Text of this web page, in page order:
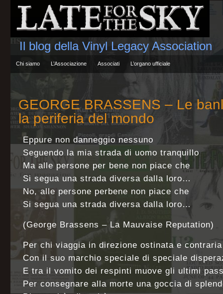
Il blog della Vinyl Legacy Association
Chi siamo L’Associazione Associati L’organo ufficiale
GEORGE BRASSENS – Le
la periferia del mondo
Eppure non danneggio nessuno
Seguendo la mia strada di uomo tranquillo
Ma alle persone per bene non piace che
Si segua una strada diversa dalla loro…
No, alle persone perbene non piace che
Si segua una strada diversa dalla loro…
(George Brassens – La Mauvaise Reputation)
Per chi viaggia in direzione ostinata e contraria
Con il suo marchio speciale di speciale
E tra il vomito dei respinti muove gli ultimi
Per consegnare alla morte una goccia di